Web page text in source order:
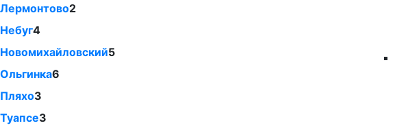
Лермонтово2
Небуг4
Новомихайловский5
Ольгинка6
Пляхо3
Туапсе3